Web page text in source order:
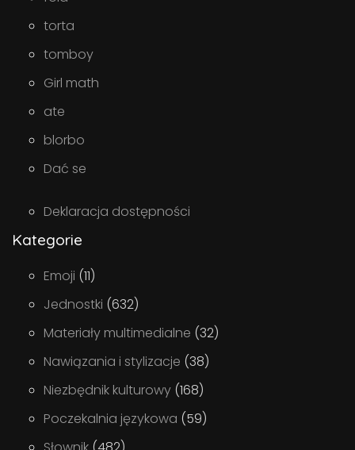
torta
tomboy
Girl math
ate
blorbo
Dać se
Deklaracja dostępności
Kategorie
Emoji (11)
Jednostki (632)
Materiały multimedialne (32)
Nawiązania i stylizacje (38)
Niezbędnik kulturowy (168)
Poczekalnia językowa (59)